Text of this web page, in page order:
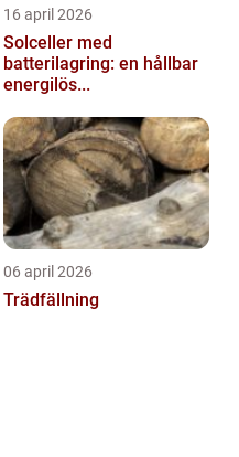
16 april 2026
Solceller med
batterilagring: en hållbar
energilös...
06 april 2026
Trädfällning